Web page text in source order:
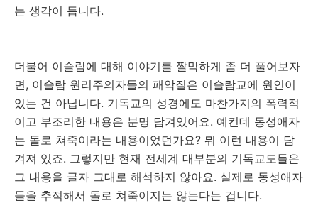
는 생각이 듭니다.
더불어 이슬람에 대해 이야기를 짤막하게 좀 더 풀어보자
면, 이슬람 원리주의자들의 패악질은 이슬람교에 원인이
있는 건 아닙니다. 기독교의 성경에도 마찬가지의 폭력적
이고 부조리한 내용은 분명 담겨있어요. 예컨데 동성애자
는 돌로 쳐죽이라는 내용이었던가요? 뭐 이런 내용이 담
겨져 있죠. 그렇지만 현재 전세계 대부분의 기독교도들은
그 내용을 글자 그대로 해석하지 않아요. 실제로 동성애자
들을 추적해서 돌로 쳐죽이지는 않는다는 겁니다.